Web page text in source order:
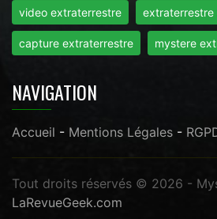
video extraterrestre extraterrestre
capture extraterrestre mystere
NAVIGATION
Accueil - Mentions Légales -
Tout droits réservés © 2026 -
LaRevueGeek.com